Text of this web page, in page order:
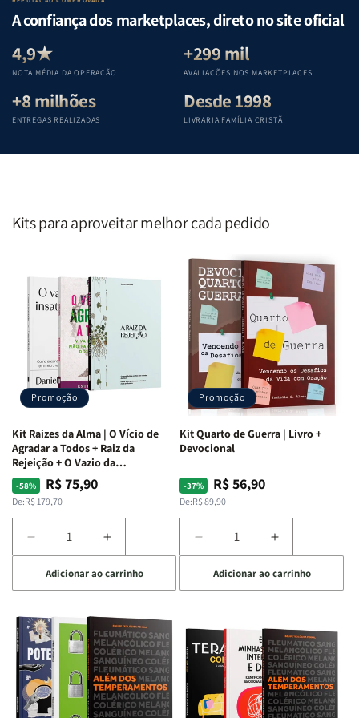
|
Equipe
Teológica
Penkal
|
Equipe
Penkal
|
Equipe
Teológica
Penkal
Equipe
A confiança dos marketplaces, direto no site oficial
4,9★
NOTA MÉDIA DA OPERAÇÃO
+299 mil
AVALIAÇÕES NOS MARKETPLACES
+8 milhões
ENTREGAS REALIZADAS
Desde 1998
LIVRARIA FAMÍLIA CRISTÃ
Kits para aproveitar melhor cada pedido
Promoção
Kit Raizes da Alma | O Vício de
Agradar a Todos + Raiz da
Rejeição + O Vazio da
Insatisfação.
-58%
Preço
normal
De:R$ 179,70
Preço
promocional
R$ 75,90
Diminuir
a
quantidade
de
Raizes
da
Alma
|
O
Vício
Aumentar
a
quantidade
de
Raizes
da
Alma
|
O
Vício
Adicionar ao carrinho
Promoção
Kit Quarto de Guerra | Livro +
Devocional
-37%
Preço
normal
De:R$ 89,90
Preço
promocional
R$ 56,90
Diminuir
a
quantidade
de
Quarto
de
Guerra
Livro
+
Aumentar
a
quantidade
de
Quarto
de
Guerra
|
Livro
+
Adicionar ao carrinho